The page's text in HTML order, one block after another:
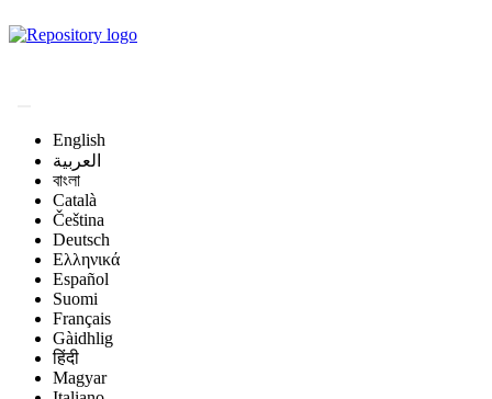
English
العربية
বাংলা
Català
Čeština
Deutsch
Ελληνικά
Español
Suomi
Français
Gàidhlig
हिंदी
Magyar